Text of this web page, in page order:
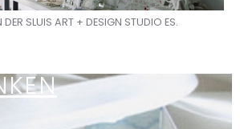
DER SLUIS ART + DESIGN STUDIO ES.